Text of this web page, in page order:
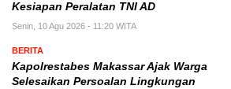
Kesiapan Peralatan TNI AD
Senin, 10 Agu 2026 - 11:20 WITA
BERITA
Kapolrestabes Makassar Ajak Warga
Selesaikan Persoalan Lingkungan